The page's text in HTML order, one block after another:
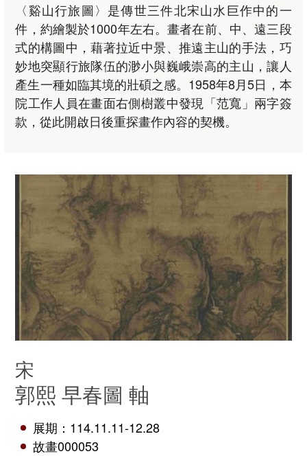
〈谿山行旅圖〉是傳世三件北宋山水巨作中的一
件，約繪製於1000年左右。畫者在前、中、遠三段
式的構圖中，藉著拉近中景、推遠主山的手法，巧
妙地突顯行旅隊伍的渺小與巍峨崇高的主山，讓人
產生一種如臨其境的壯碩之感。1958年8月5日，本
院工作人員在畫面右側樹叢中發現「范寬」兩字簽
款，從此開啟日後重探畫作內容的契機。
宋
郭熙 早春圖 軸
展期：114.11.11-12.28
故畫000053